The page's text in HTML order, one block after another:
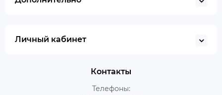
Личный кабинет
Контакты
Телефоны: